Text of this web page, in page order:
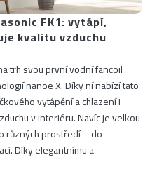
FK1: vytápí,
kvalitu vzduchu
trh svou první vodní fancoil
nanoe X. Díky ní nabízí tato
vytápění a chlazení i
v interiéru. Navíc je velkou
různých prostředí – do
Díky elegantnímu a